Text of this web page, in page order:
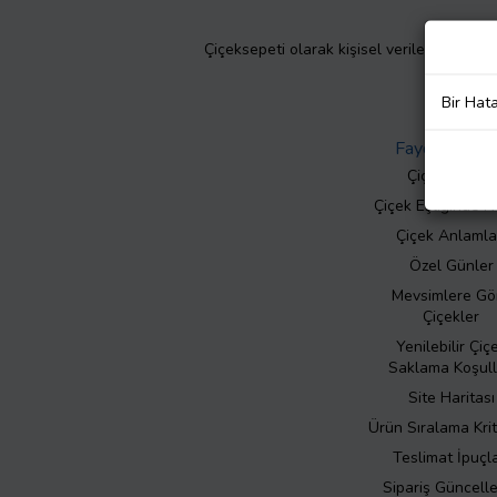
Çiçeksepeti olarak kişisel verilerinizin
Faydalı Bilgiler
Çiçek Bakımı
Çiçek Eşliğinde
Çiçek
Özel Günler
Mevsimlere
Çiçekler
Yenilebilir
Saklama
Site Haritası
Ürün Sıralama
Teslimat
Sipariş
Bir